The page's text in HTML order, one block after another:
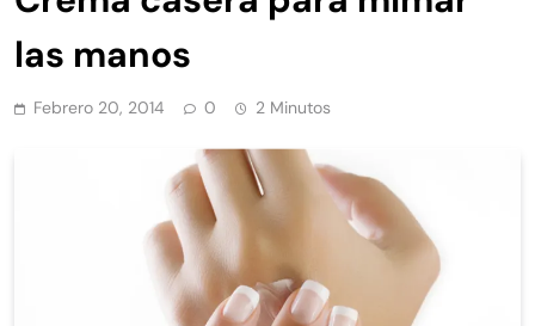
las manos
Febrero 20, 2014 0 2 Minutos